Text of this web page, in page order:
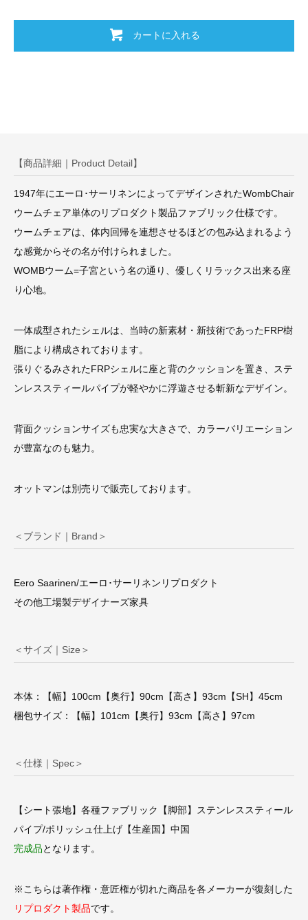
カートに入れる
【商品詳細｜Product Detail】
1947年にエーロ･サーリネンによってデザインされたWombChair
ウームチェア単体のリプロダクト製品ファブリック仕様です。
ウームチェアは、体内回帰を連想させるほどの包み込まれるよう
な感覚からその名が付けられました。
WOMBウーム=子宮という名の通り、優しくリラックス出来る座
り心地。
一体成型されたシェルは、当時の新素材・新技術であったFRP樹
脂により構成されております。
張りぐるみされたFRPシェルに座と背のクッションを置き、ステ
ンレススティールパイプが軽やかに浮遊させる斬新なデザイン。
背面クッションサイズも忠実な大きさで、カラーバリエーション
が豊富なのも魅力。
オットマンは別売りで販売しております。
＜ブランド｜Brand＞
Eero Saarinen/エーロ･サーリネンリプロダクト
その他工場製デザイナーズ家具
＜サイズ｜Size＞
本体：【幅】100cm【奥行】90cm【高さ】93cm【SH】45cm
梱包サイズ：【幅】101cm【奥行】93cm【高さ】97cm
＜仕様｜Spec＞
【シート張地】各種ファブリック【脚部】ステンレススティール
パイプ/ポリッシュ仕上げ【生産国】中国
完成品となります。
※こちらは著作権・意匠権が切れた商品を各メーカーが復刻した
リプロダクト製品です。